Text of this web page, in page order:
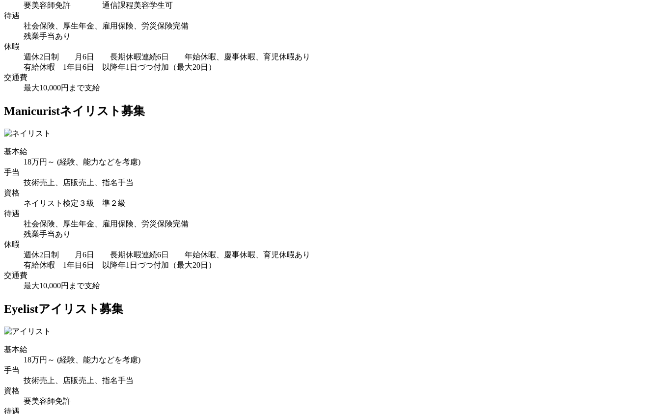
要美容師免許 通信課程美容学生可
待遇
社会保険、厚生年金、雇用保険、労災保険完備
残業手当あり
休暇
週休2日制 月6日 長期休暇連続6日 年始休暇、慶事休暇、育児休暇あり
有給休暇 1年目6日 以降年1日づつ付加（最大20日）
交通費
最大10,000円まで支給
Manicuristネイリスト募集
基本給
18万円～ (経験、能力などを考慮)
手当
技術売上、店販売上、指名手当
資格
ネイリスト検定３級 準２級
待遇
社会保険、厚生年金、雇用保険、労災保険完備
残業手当あり
休暇
週休2日制 月6日 長期休暇連続6日 年始休暇、慶事休暇、育児休暇あり
有給休暇 1年目6日 以降年1日づつ付加（最大20日）
交通費
最大10,000円まで支給
Eyelistアイリスト募集
基本給
18万円～ (経験、能力などを考慮)
手当
技術売上、店販売上、指名手当
資格
要美容師免許
待遇